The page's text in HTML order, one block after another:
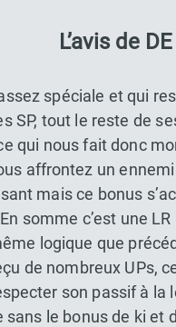
L’avis de DE
spéciale et qui
SP, tout le reste de
qui nous fait donc
affrontez un
mais ce bonus
somme c’est une
logique que
de nombreux UPs,
son passif à la
le bonus de ki et